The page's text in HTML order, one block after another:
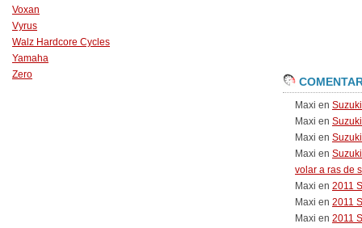
Voxan
Vyrus
Walz Hardcore Cycles
Yamaha
Zero
Maxi en
Maxi en
Maxi en
Maxi en
volar a ras de
Maxi en 2011
Maxi en 2011
Maxi en 2011